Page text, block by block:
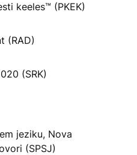
keeles™ (PKEK)
(RAD)
(SRK)
jeziku, Nova
(SPSJ)